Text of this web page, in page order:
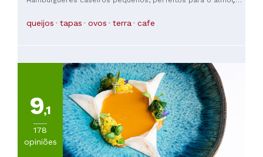
hambúrgueres comuns. O ambiente é agradável e
descontraído. O garçom é muito simpático. Os preços
queijos tapas ovos terra cafe
9,1
178
opiniões